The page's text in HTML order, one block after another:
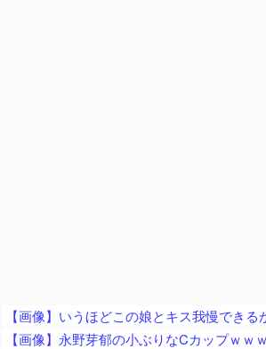
【画像】いうほどこの娘とキス我慢できる
【画像】永野芽郁の小ぶりなCカップｗｗ